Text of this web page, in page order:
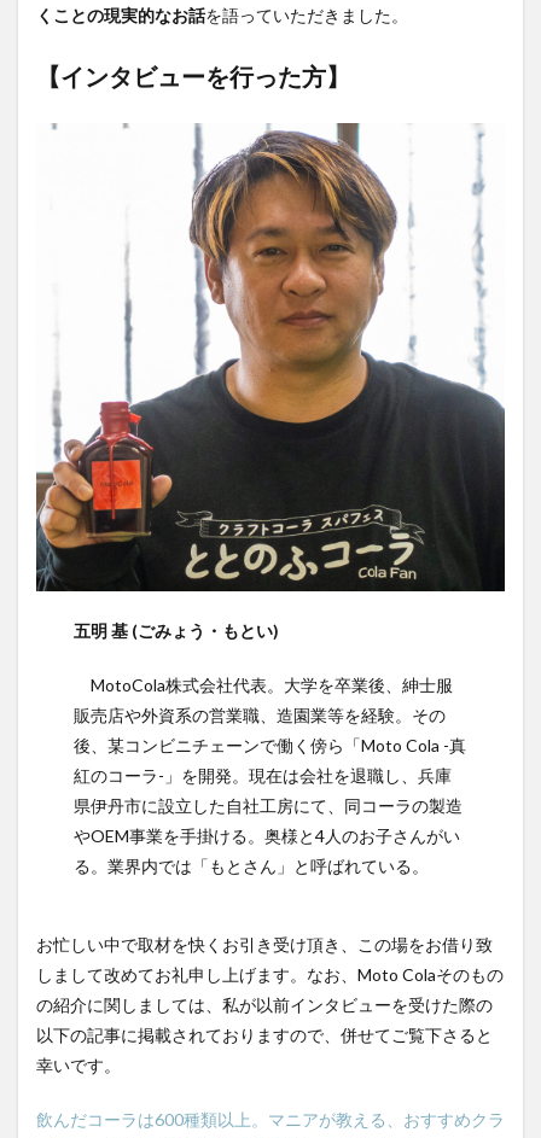
くことの現実的なお話を語っていただきました。
【インタビューを行った方】
五明 基 (ごみょう・もとい)
MotoCola株式会社代表。大学を卒業後、紳士服
販売店や外資系の営業職、造園業等を経験。その
後、某コンビニチェーンで働く傍ら「Moto Cola -真
紅のコーラ-」を開発。現在は会社を退職し、兵庫
県伊丹市に設立した自社工房にて、同コーラの製造
やOEM事業を手掛ける。奥様と4人のお子さんがい
る。業界内では「もとさん」と呼ばれている。
お忙しい中で取材を快くお引き受け頂き、この場をお借り致
しまして改めてお礼申し上げます。なお、Moto Colaそのもの
の紹介に関しましては、私が以前インタビューを受けた際の
以下の記事に掲載されておりますので、併せてご覧下さると
幸いです。
飲んだコーラは600種類以上。マニアが教える、おすすめクラ
羽田ブルワリー
美容
手作り
湧き水のキハダコーラ
日々乃コーラ
横浜クラフトコーラ
武蔵小山
紺金コーラ
炭酸水
無印良品 熊本コーラ
琉球コーラ
神コーラ
空水りょーすけ 糖分
紹介
ノンアルコールドリンク
233コーラ
TÉTOTARŌ COLA PEPSI
SOIL SPAICE9
SPICE 9
SPICE DRINK SYRUP クラフトコーラ
suiu
TOBA TOBA COLA
OFF COLA
TOKYOクラフトコーラ
YATA COLA
アサヒ
アサヒ飲料 アップルパイ
OFFCOLA
ノンアル
F&F クラフトコーラ
CALEB's KOLA
CHIOICE COLA
CHOICE COLA ORIGINAL CRAFT
citycamp
Coke_ON_Passシリーズ
coland
FANTA
NARA COLA
FUIGO herocola
jiu
KAMECOLA
karmanncoffee
Meimetsu
あまさけ
アメリカ アンケート
スーパー
ジャンクフード
ジンジャーエール
スーパーコーラ
コカコーラ博物館
スパイス
スパイスカレー
スパワールド
ゼリー
ととのふコーラ
ともコーラ
なごみの湯
ご当地
コーラを楽しむ